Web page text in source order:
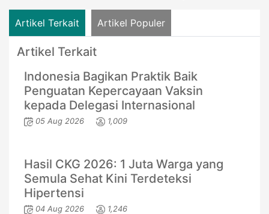
Artikel Terkait Artikel Populer
Artikel Terkait
Indonesia Bagikan Praktik Baik
Penguatan Kepercayaan Vaksin
kepada Delegasi Internasional
05 Aug 2026 1,009
Hasil CKG 2026: 1 Juta Warga yang
Semula Sehat Kini Terdeteksi
Hipertensi
04 Aug 2026 1,246